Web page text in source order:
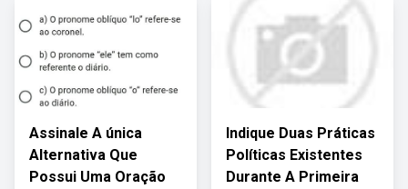
Assinale A única
Alternativa Que
Possui Uma Oração
Indique Duas Práticas
Políticas Existentes
Durante A Primeira